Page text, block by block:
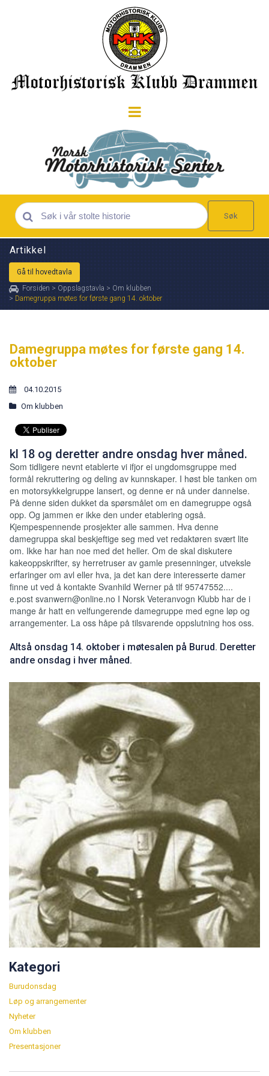
Søk
Artikkel
Gå til hovedtavla
Forsiden > Oppslagstavla > Om klubben
> Damegruppa møtes for første gang 14. oktober
Damegruppa møtes for første gang 14.
oktober
04.10.2015
Om klubben
kl 18 og deretter andre onsdag hver måned.
Som tidligere nevnt etablerte vi ifjor ei ungdomsgruppe med
formål rekruttering og deling av kunnskaper. I høst ble tanken om
en motorsykkelgruppe lansert, og denne er nå under dannelse.
På denne siden dukket da spørsmålet om en damegruppe også
opp. Og jammen er ikke den under etablering også.
Kjempespennende prosjekter alle sammen. Hva denne
damegruppa skal beskjeftige seg med vet redaktøren svært lite
om. Ikke har han noe med det heller. Om de skal diskutere
kakeoppskrifter, sy herretruser av gamle presenninger, utveksle
erfaringer om avl eller hva, ja det kan dere interesserte damer
finne ut ved å kontakte Svanhild Werner på tlf 95747552....
e.post svanwern@online.no I Norsk Veteranvogn Klubb har de i
mange år hatt en velfungerende damegruppe med egne løp og
arrangementer. La oss håpe på tilsvarende oppslutning hos oss.
Altså onsdag 14. oktober i møtesalen på Burud. Deretter
andre onsdag i hver måned.
Kategori
Burudonsdag
Løp og arrangementer
Nyheter
Om klubben
Presentasjoner